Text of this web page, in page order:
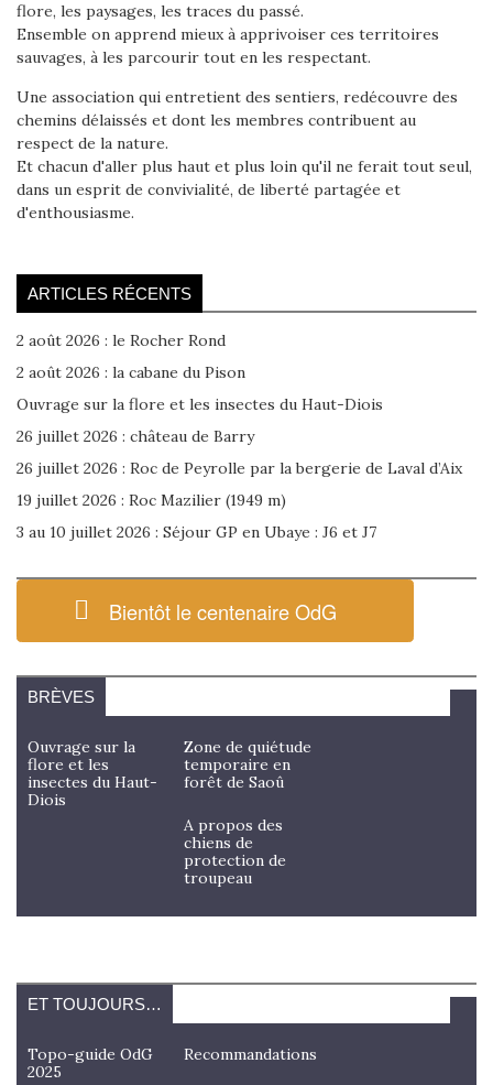
flore, les paysages, les traces du passé.
Ensemble on apprend mieux à apprivoiser ces territoires
sauvages, à les parcourir tout en les respectant.
Une association qui entretient des sentiers, redécouvre des
chemins délaissés et dont les membres contribuent au
respect de la nature.
Et chacun d'aller plus haut et plus loin qu'il ne ferait tout seul,
dans un esprit de convivialité, de liberté partagée et
d'enthousiasme.
ARTICLES RÉCENTS
2 août 2026 : le Rocher Rond
2 août 2026 : la cabane du Pison
Ouvrage sur la flore et les insectes du Haut-Diois
26 juillet 2026 : château de Barry
26 juillet 2026 : Roc de Peyrolle par la bergerie de Laval d’Aix
19 juillet 2026 : Roc Mazilier (1949 m)
3 au 10 juillet 2026 : Séjour GP en Ubaye : J6 et J7
Bientôt le centenaire OdG
BRÈVES
Ouvrage sur la
flore et les
insectes du Haut-
Diois
Zone de quiétude
temporaire en
forêt de Saoû
A propos des
chiens de
protection de
troupeau
ET TOUJOURS…
Topo-guide OdG
2025
Recommandations